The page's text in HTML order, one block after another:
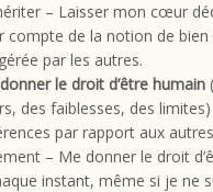
– Laisser mon cœur
compte de la notion de bien
par les autres.
le droit d’être humain
des faiblesses, des
par rapport aux
– Me donner le droit
instant, même si je ne